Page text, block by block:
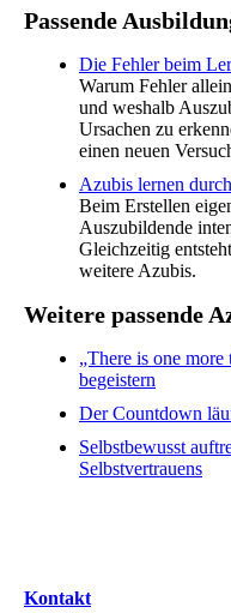
Passende
Die Fehler beim
Warum Fehler
und weshalb
Ursachen zu
einen neuen
Azubis lernen
Beim Erstellen
Auszubildende
Gleichzeitig
weitere Azubis.
Weitere passende
„There is one
begeistern
Der Countdown
Selbstbewusst
Selbstvertrauens
Kontakt